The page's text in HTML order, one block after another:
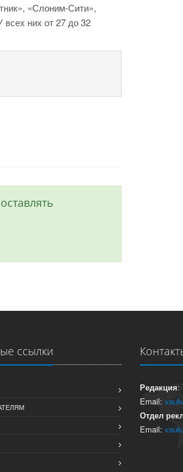
«Слоним-Сити»,
них от 27 до 32
ссылки
Редакция:
Email:
Отдел
Email: